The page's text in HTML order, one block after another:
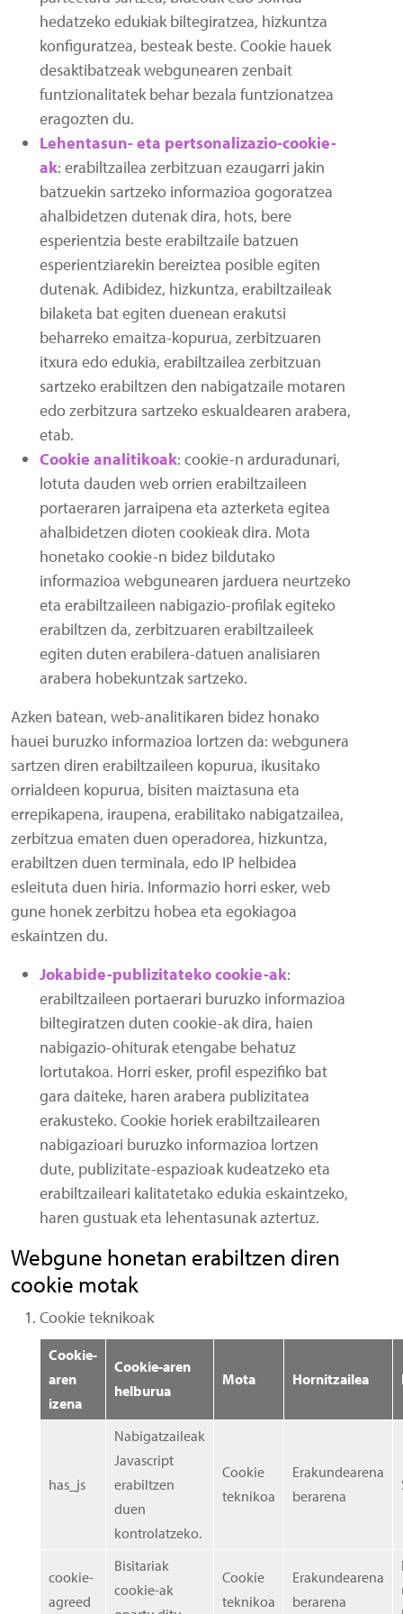
hedatzeko edukiak biltegiratzea, hizkuntza
konfiguratzea, besteak beste. Cookie hauek
desaktibatzeak webgunearen zenbait
funtzionalitatek behar bezala funtzionatzea
eragozten du.
Lehentasun- eta pertsonalizazio-cookie-
ak: erabiltzailea zerbitzuan ezaugarri jakin
batzuekin sartzeko informazioa gogoratzea
ahalbidetzen dutenak dira, hots, bere
esperientzia beste erabiltzaile batzuen
esperientziarekin bereiztea posible egiten
dutenak. Adibidez, hizkuntza, erabiltzaileak
bilaketa bat egiten duenean erakutsi
beharreko emaitza-kopurua, zerbitzuaren
itxura edo edukia, erabiltzailea zerbitzuan
sartzeko erabiltzen den nabigatzaile motaren
edo zerbitzura sartzeko eskualdearen arabera,
etab.
Cookie analitikoak: cookie-n arduradunari,
lotuta dauden web orrien erabiltzaileen
portaeraren jarraipena eta azterketa egitea
ahalbidetzen dioten cookieak dira. Mota
honetako cookie-n bidez bildutako
informazioa webgunearen jarduera neurtzeko
eta erabiltzaileen nabigazio-profilak egiteko
erabiltzen da, zerbitzuaren erabiltzaileek
egiten duten erabilera-datuen analisiaren
arabera hobekuntzak sartzeko.
Azken batean, web-analitikaren bidez honako
hauei buruzko informazioa lortzen da: webgunera
sartzen diren erabiltzaileen kopurua, ikusitako
orrialdeen kopurua, bisiten maiztasuna eta
errepikapena, iraupena, erabilitako nabigatzailea,
zerbitzua ematen duen operadorea, hizkuntza,
erabiltzen duen terminala, edo IP helbidea
esleituta duen hiria. Informazio horri esker, web
gune honek zerbitzu hobea eta egokiagoa
eskaintzen du.
Jokabide-publizitateko cookie-ak:
erabiltzaileen portaerari buruzko informazioa
biltegiratzen duten cookie-ak dira, haien
nabigazio-ohiturak etengabe behatuz
lortutakoa. Horri esker, profil espezifiko bat
gara daiteke, haren arabera publizitatea
erakusteko. Cookie horiek erabiltzailearen
nabigazioari buruzko informazioa lortzen
dute, publizitate-espazioak kudeatzeko eta
erabiltzaileari kalitatetako edukia eskaintzeko,
haren gustuak eta lehentasunak aztertuz.
Webgune honetan erabiltzen diren
cookie motak
Cookie teknikoak
Cookie-
aren
izena
Cookie-aren
helburua
Mota Hornitzailea
has_js
Nabigatzaileak
Javascript
erabiltzen
duen
kontrolatzeko.
Cookie
teknikoa
Erakundearena
berarena
cookie-
agreed
Bisitariak
cookie-ak
Cookie
teknikoa
Erakundearena
berarena